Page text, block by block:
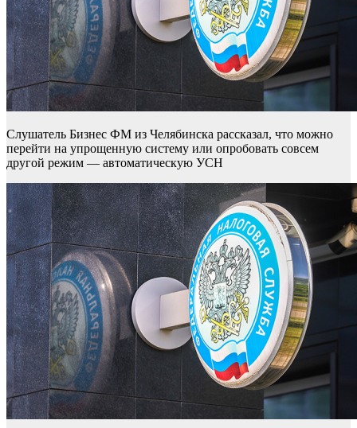
Слушатель Бизнес ФМ из Челябинска рассказал, что можно
перейти на упрощенную систему или опробовать совсем
другой режим — автоматическую УСН